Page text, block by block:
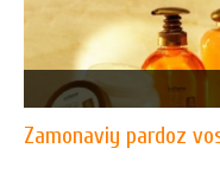
Zamonaviy pardoz